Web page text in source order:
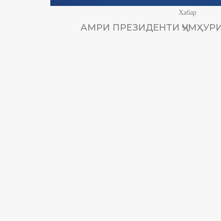
Хабар
АМРИ ПРЕЗИДЕНТИ